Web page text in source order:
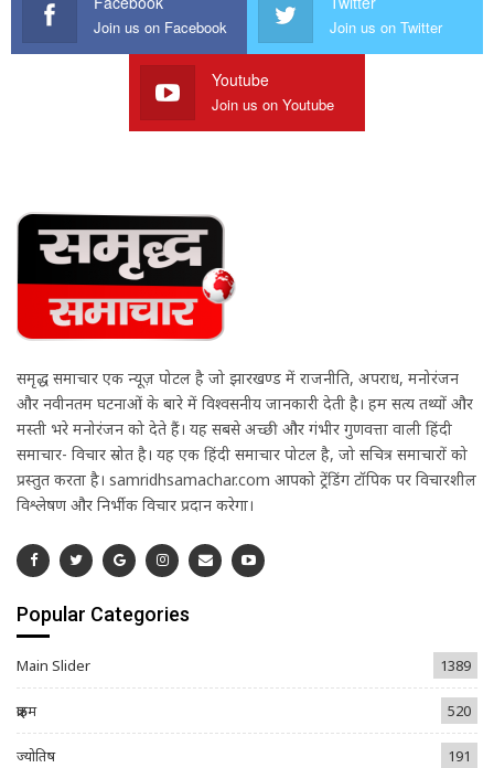
Join us on Facebook Join us on Twitter
Youtube
Join us on Youtube
समृद्ध समाचार एक न्यूज़ पोर्टल है जो झारखण्ड में राजनीति, अपराध, मनोरंजन
और नवीनतम घटनाओं के बारे में विश्वसनीय जानकारी देती है। हम सत्य तथ्यों और
मस्ती भरे मनोरंजन को देते हैं। यह सबसे अच्छी और गंभीर गुणवत्ता वाली हिंदी
समाचार- विचार स्रोत है। यह एक हिंदी समाचार पोर्टल है, जो सचित्र समाचारों को
प्रस्तुत करता है। samridhsamachar.com आपको ट्रेंडिंग टॉपिक पर विचारशील
विश्लेषण और निर्भीक विचार प्रदान करेगा।
Popular Categories
Main Slider 1389
क्राइम 520
ज्योतिष 191